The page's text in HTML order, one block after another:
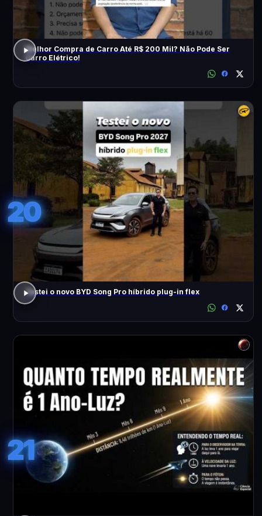
Melhor Compra de Carro Até R$ 200 Mil? Não Pode Ser
Carro Elétrico!
20
Testei o novo BYD Song Pro híbrido plug-in flex
21